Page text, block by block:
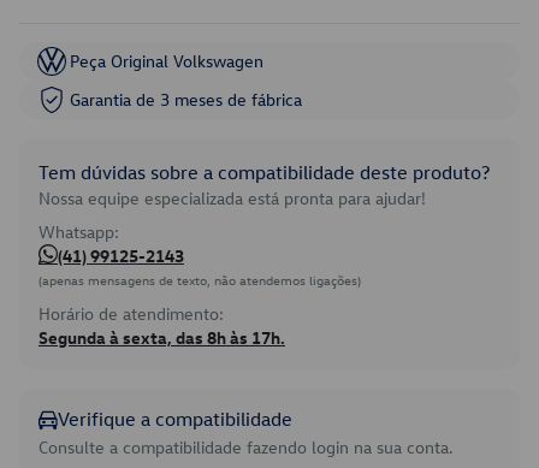
Peça Original Volkswagen
Garantia de 3 meses de fábrica
Tem dúvidas sobre a compatibilidade deste produto?
Nossa equipe especializada está pronta para ajudar!
Whatsapp:
(41) 99125-2143
(apenas mensagens de texto, não atendemos ligações)
Horário de atendimento:
Segunda à sexta, das 8h às 17h.
Verifique a compatibilidade
Consulte a compatibilidade fazendo login na sua conta.